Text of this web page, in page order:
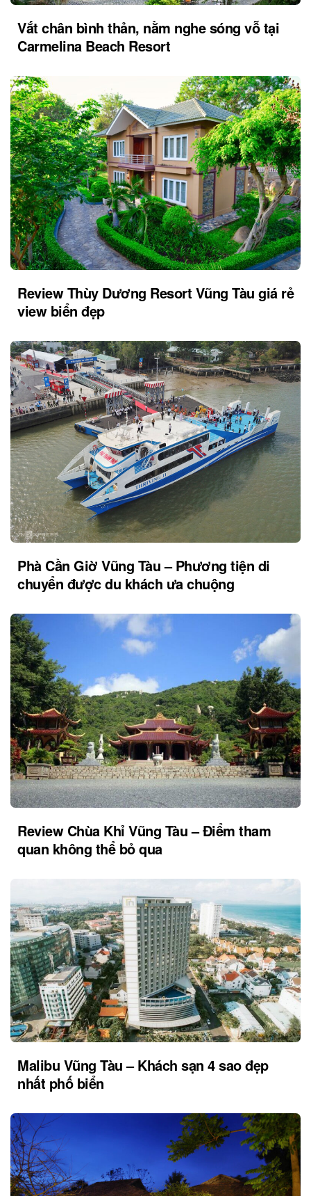
Vắt chân bình thản, nằm nghe sóng vỗ tại
Carmelina Beach Resort
Review Thùy Dương Resort Vũng Tàu giá rẻ
view biển đẹp
Phà Cần Giờ Vũng Tàu – Phương tiện di
chuyển được du khách ưa chuộng
Review Chùa Khỉ Vũng Tàu – Điểm tham
quan không thể bỏ qua
Malibu Vũng Tàu – Khách sạn 4 sao đẹp
nhất phố biển